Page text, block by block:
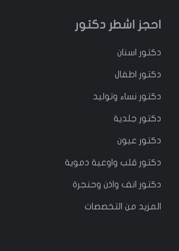
احجز اشطر دكتور
دكتور اسنان
دكتور اطفال
دكتور نساء وتوليد
دكتور جلدية
دكتور عيون
دكتور قلب واوعية دموية
دكتور انف واذن وحنجرة
المزيد من التخصصات